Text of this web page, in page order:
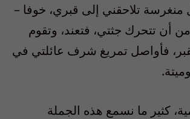
منغرسة تلاحقني إلى قبري، خوفا –
أن تتحرك جثتي، فتعند، وتقوم
فأواصل تمريغ شرف عائلتي في
كثير ما نسمع هذه الجملة